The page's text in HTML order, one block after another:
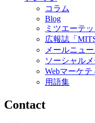
コラム
Blog
ミツエーテ
広報誌「
メールニュー
ソーシャル
Webマーケ
用語集
Contact